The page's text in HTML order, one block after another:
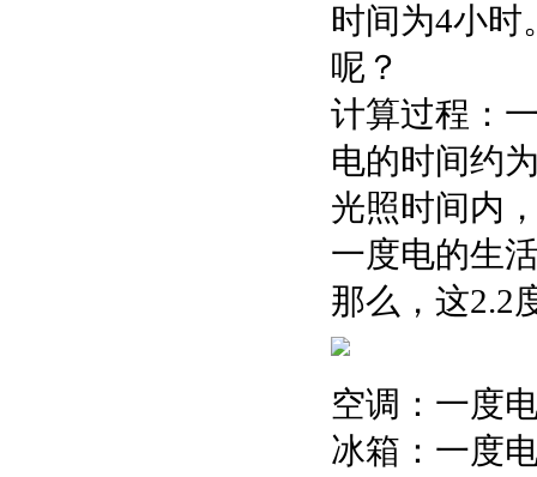
时间为4小时
呢？
计算过程‌：
电的时间约
光照时间内
一度电的生
那么，这2.2
空调‌：一度
冰箱‌：一度